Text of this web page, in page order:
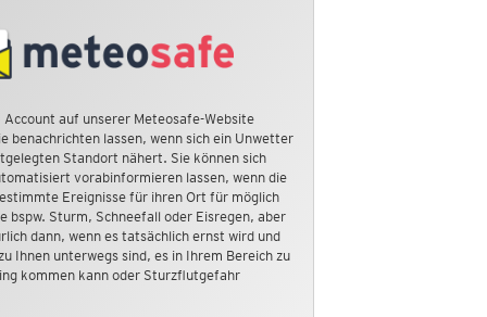
Account auf unserer Meteosafe-Website
benachrichten lassen, wenn sich ein Unwetter
Standort nähert. Sie können sich
vorabinformieren lassen, wenn die
Ereignisse für ihren Ort für möglich
bspw. Sturm, Schneefall oder Eisregen, aber
dann, wenn es tatsächlich ernst wird und
Ihnen unterwegs sind, es in Ihrem Bereich zu
kommen kann oder Sturzflutgefahr